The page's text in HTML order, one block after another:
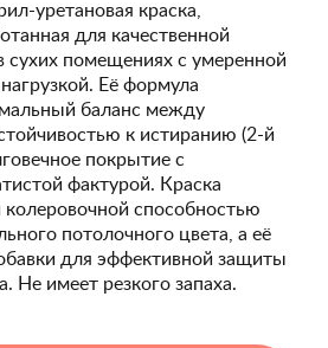
уретановая краска,
для качественной
сухих помещениях с умеренной
Её формула
баланс между
к истиранию (2-й
покрытие с
фактурой. Краска
колеровочной способностью
потолочного цвета, а её
для эффективной защиты
Не имеет резкого запаха.